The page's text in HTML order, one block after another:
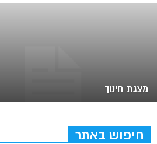
מצגת חינוך
חיפוש באתר